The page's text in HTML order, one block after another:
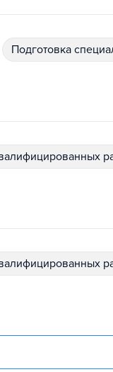
подготовка